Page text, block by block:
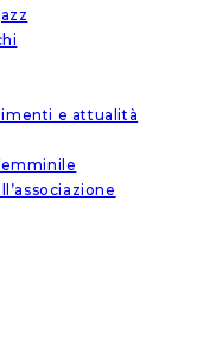
e attualità